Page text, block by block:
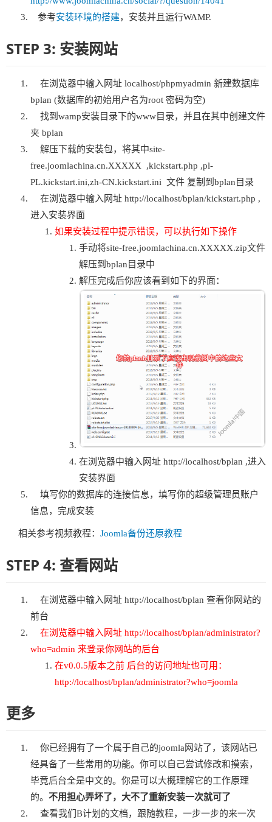
参考安装环境的搭建，安装并且运行WAMP.
STEP 3: 安装网站
在浏览器中输入网址 localhost/phpmyadmin 新建数据库
bplan (数据库的初始用户名为root 密码为空)
找到wamp安装目录下的www目录，并且在其中创建文件
夹 bplan
解压下载的安装包，将其中site-
free.joomlachina.cn.XXXXX ,kickstart.php ,pl-
PL.kickstart.ini,zh-CN.kickstart.ini 文件 复制到bplan目录
在浏览器中输入网址 http://localhost/bplan/kickstart.php ,
进入安装界面
如果安装过程中提示错误，可以执行如下操作
手动将site-free.joomlachina.cn.XXXXX.zip文件
解压到bplan目录中
解压完成后你应该看到如下的界面：
在浏览器中输入网址 http://localhost/bplan ,进入
安装界面
填写你的数据库的连接信息，填写你的超级管理员账户
信息，完成安装
相关参考视频教程： Joomla备份还原教程
STEP 4: 查看网站
在浏览器中输入网址 http://localhost/bplan 查看你网站的
前台
在浏览器中输入网址 http://localhost/bplan/administrator?
who=admin 来登录你网站的后台
在v0.0.5版本之前 后台的访问地址也可用：
http://localhost/bplan/administrator?who=joomla
更多
你已经拥有了一个属于自己的joomla网站了，该网站已
经具备了一些常用的功能。你可以自己尝试修改和摸索，
毕竟后台全是中文的。你是可以大概理解它的工作原理
的。 不用担心弄坏了，大不了重新安装一次就可了
查看我们B计划的文档，跟随教程，一步一步的来一次